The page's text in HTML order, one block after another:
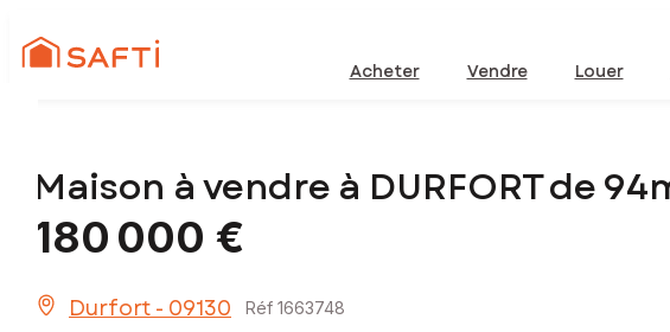
Acheter Vendre Louer
Maison à vendre à DURFORT de
180 000 €
Durfort - 09130 Réf 1663748